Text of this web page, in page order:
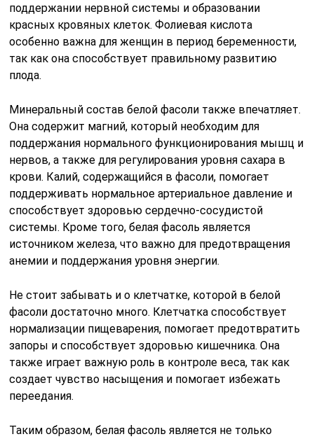
поддержании нервной системы и образовании
красных кровяных клеток. Фолиевая кислота
особенно важна для женщин в период беременности,
так как она способствует правильному развитию
плода.
Минеральный состав белой фасоли также впечатляет.
Она содержит магний, который необходим для
поддержания нормального функционирования мышц и
нервов, а также для регулирования уровня сахара в
крови. Калий, содержащийся в фасоли, помогает
поддерживать нормальное артериальное давление и
способствует здоровью сердечно-сосудистой
системы. Кроме того, белая фасоль является
источником железа, что важно для предотвращения
анемии и поддержания уровня энергии.
Не стоит забывать и о клетчатке, которой в белой
фасоли достаточно много. Клетчатка способствует
нормализации пищеварения, помогает предотвратить
запоры и способствует здоровью кишечника. Она
также играет важную роль в контроле веса, так как
создает чувство насыщения и помогает избежать
переедания.
Таким образом, белая фасоль является не только